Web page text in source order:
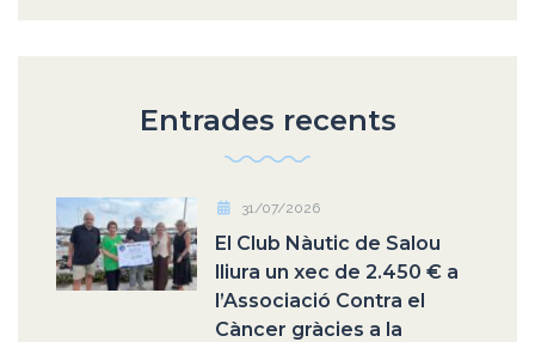
Entrades recents
31/07/2026
El Club Nàutic de Salou
lliura un xec de 2.450 € a
l’Associació Contra el
Càncer gràcies a la